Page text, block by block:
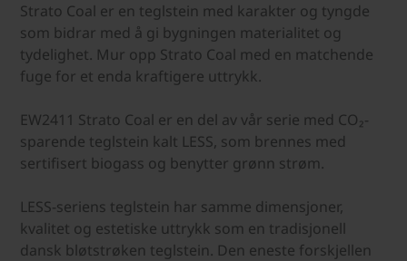
Strato Coal er en teglstein med karakter og tyngde
som bidrar med å gi bygningen materialitet og
tydelighet. Mur opp Strato Coal med en matchende
fuge for et enda kraftigere uttrykk.
EW2411 Strato Coal er en del av vår serie med CO₂-
sparende teglstein kalt LESS, som brennes med
sertifisert biogass og benytter grønn strøm.
LESS-seriens teglstein har samme dimensjoner,
kvalitet og estetiske uttrykk som en tradisjonell
dansk bløtstrøken teglstein. Den eneste forskjellen